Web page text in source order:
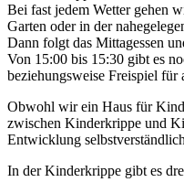
Bei fast jedem Wetter gehen
Garten oder in der
Dann folgt das Mittagessen
Von 15:00 bis 15:30 gibt es
beziehungsweise Freispiel für
Obwohl wir ein Haus für
zwischen Kinderkrippe und
Entwicklung
In der Kinderkrippe gibt es